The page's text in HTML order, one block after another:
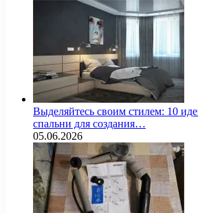
Выделяйтесь своим стилем: 10
спальни для создания…
05.06.2026